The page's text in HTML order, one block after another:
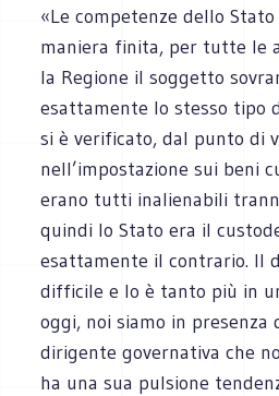
«Le competenze dello
maniera finita, per tutte le
la Regione il soggetto
esattamente lo stesso tipo
si è verificato, dal punto di
nell’impostazione sui beni
erano tutti inalienabili
quindi lo Stato era il
esattamente il contrario. Il
difficile e lo è tanto più in
oggi, noi siamo in presenza
dirigente governativa che
ha una sua pulsione